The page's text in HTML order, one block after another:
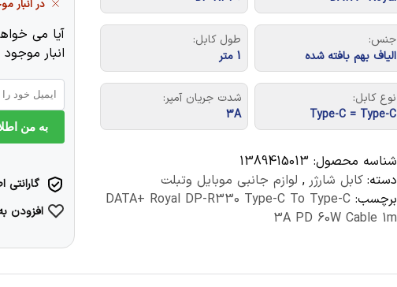
جنس:
الیاف بهم بافته شده
طول کابل:
1 متر
نوع کابل:
Type-C = Type-C
شدت جریان آمپر:
3A
شناسه محصول: 1389415013
دسته:کابل شارژر , لوازم جانبی موبایل وتبلت
برچسب:DATA+ Royal DP-R330 Type-C To Type-C
3A PD 60W Cable 1m
در انبار
آیا می
انبار
به من
افزودن